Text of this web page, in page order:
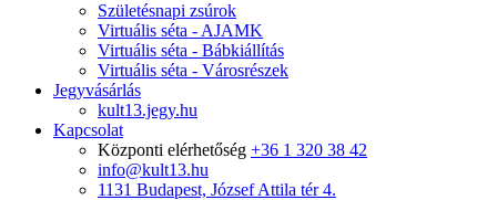
Születésnapi zsúrok
Virtuális séta - AJAMK
Virtuális séta - Bábkiállítás
Virtuális séta - Városrészek
Jegyvásárlás
kult13.jegy.hu
Kapcsolat
Központi elérhetőség +36 1 320 38 42
info@kult13.hu
1131 Budapest, József Attila tér 4.